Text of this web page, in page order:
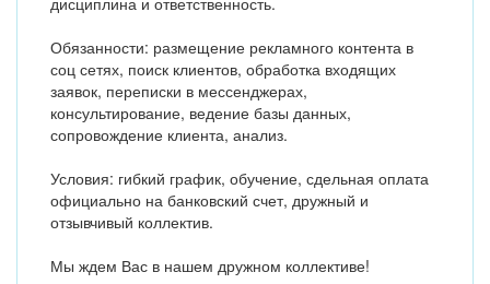
Обязанности: размещение рекламного контента в
соц сетях, поиск клиентов, обработка входящих
заявок, переписки в мессенджерах,
консультирование, ведение базы данных,
сопровождение клиента, анализ.
Условия: гибкий график, обучение, сдельная оплата
официально на банковский счет, дружный и
отзывчивый коллектив.
Мы ждем Вас в нашем дружном коллективе!